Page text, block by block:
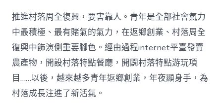
落
財
產
復
興
注
進
人
推進村落周全復興，要害靠人。青年是全部社會氣力
中最積極、最有賭氣的氣力，在返鄉創業、村落周全
復興中飾演側重要腳色。經由過程internet平臺發賣
農產物，開設村落特點餐廳，開闢村落特點游玩項
目……以後，越來越多青年返鄉創業，年夜顯身手，為
村落成長注進了新活氣。